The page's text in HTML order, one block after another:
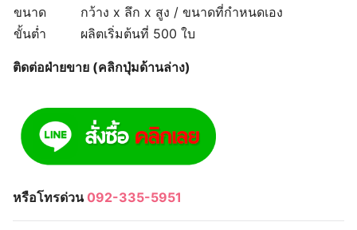
ขนาด
กว้าง x ลึก x สูง / ขนาดที่กำหนดเอง
ขั้นต่ำ
ผลิตเริ่มต้นที่ 500 ใบ
ติดต่อฝ่ายขาย (คลิกปุ่มด้านล่าง)
หรือโทรด่วน092-335-5951